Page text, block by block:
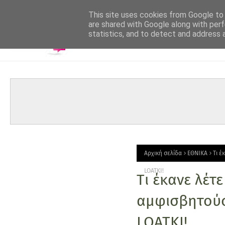
Αρχική σελίδα ΕΘΝΙΚΑ Tι
LOATKI!
Tι έκανε
This site uses cookies from Google
are shared with Google along with
statistics, and to detect and address